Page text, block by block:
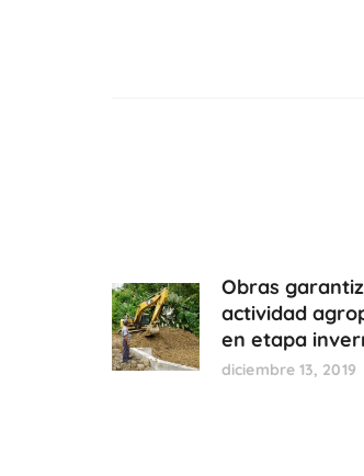
Obras
actividad
en etapa
diciembre 13, 2019